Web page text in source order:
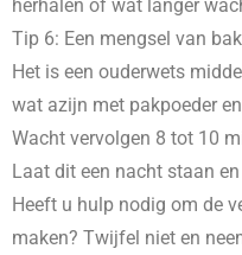
herhalen of wat langer
Tip 6: Een mengsel van
Het is een ouderwets
wat azijn met pakpoeder
Wacht vervolgen 8 tot 10
Laat dit een nacht staan
Heeft u hulp nodig om de
maken? Twijfel niet en